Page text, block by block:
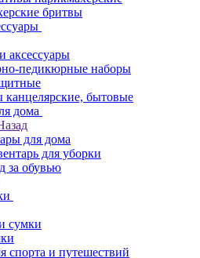
бритвы
аксессуары
педикюрные наборы
бытовые
дома
для дома
для уборки
за обувью
сумки
спорта и путешествий